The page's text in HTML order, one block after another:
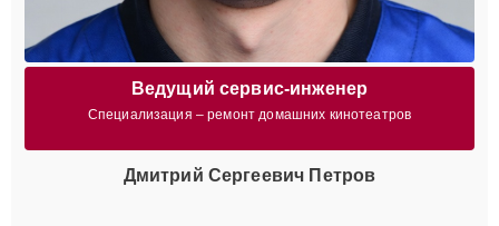
Ведущий сервис-инженер
Специализация – ремонт домашних кинотеатров
Дмитрий Сергеевич Петров